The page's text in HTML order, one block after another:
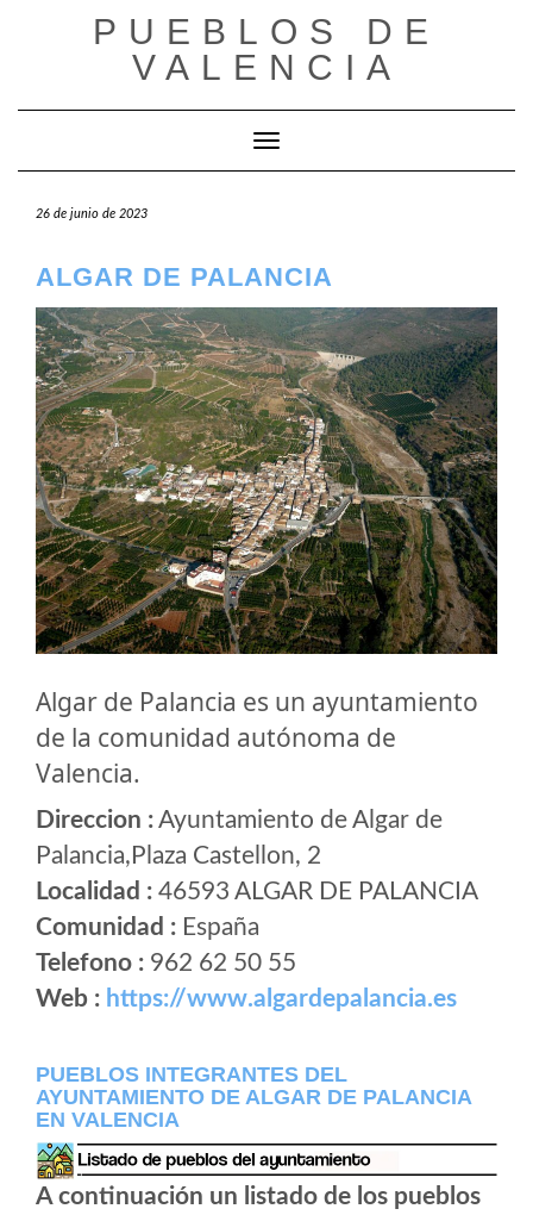
PUEBLOS DE
VALENCIA
Cambiar modo de navegación
26 de junio de 2023
ALGAR DE PALANCIA
Algar de Palancia es un ayuntamiento
de la comunidad autónoma de
Valencia.
Direccion :Ayuntamiento de Algar de
Palancia,Plaza Castellon, 2
Localidad : 46593 ALGAR DE PALANCIA
Comunidad : España
Telefono : 962 62 50 55
Web : https://www.algardepalancia.es
PUEBLOS INTEGRANTES DEL
AYUNTAMIENTO DE ALGAR DE PALANCIA
EN VALENCIA
A continuación un listado de los pueblos